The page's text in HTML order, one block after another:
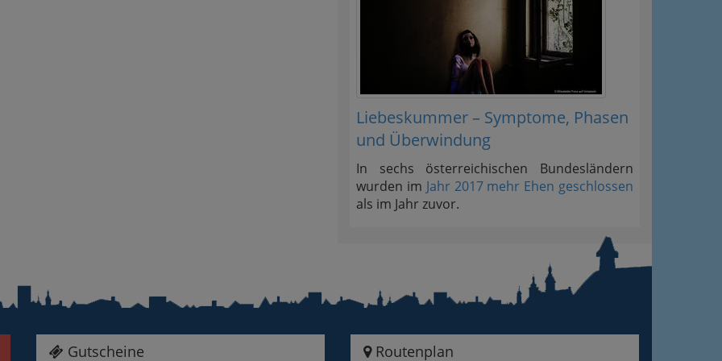
Liebeskummer – Symptome, Phasen
und Überwindung
In sechs österreichischen Bundesländern
wurden im Jahr 2017 mehr Ehen geschlossen
als im Jahr zuvor.
Gutscheine Routenplan